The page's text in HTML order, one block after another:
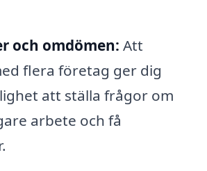
och omdömen: Att
flera företag ger dig
att ställa frågor om
arbete och få